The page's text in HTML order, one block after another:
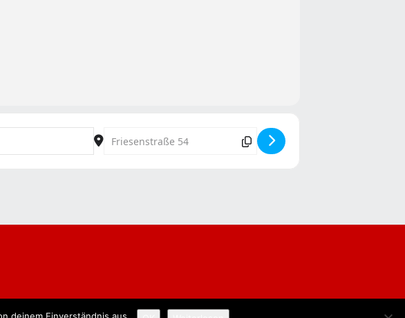
Destination Address - Wieverfastelovend em Goldfinger